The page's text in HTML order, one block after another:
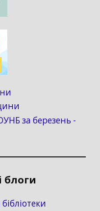
за березень -
блоги